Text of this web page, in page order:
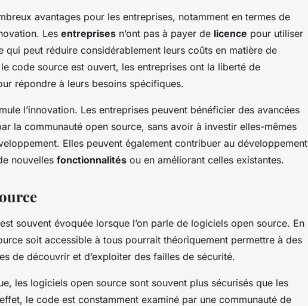
avantages pour les entreprises, notamment en termes de
Les entreprises n’ont pas à payer de licence pour utiliser
qui peut réduire considérablement leurs coûts en matière de
code source est ouvert, les entreprises ont la liberté de
répondre à leurs besoins spécifiques.
l’innovation. Les entreprises peuvent bénéficier des avancées
la communauté open source, sans avoir à investir elles-mêmes
Elles peuvent également contribuer au développement
nouvelles fonctionnalités ou en améliorant celles existantes.
souvent évoquée lorsque l’on parle de logiciels open source. En
soit accessible à tous pourrait théoriquement permettre à des
de découvrir et d’exploiter des failles de sécurité.
les logiciels open source sont souvent plus sécurisés que les
le code est constamment examiné par une communauté de